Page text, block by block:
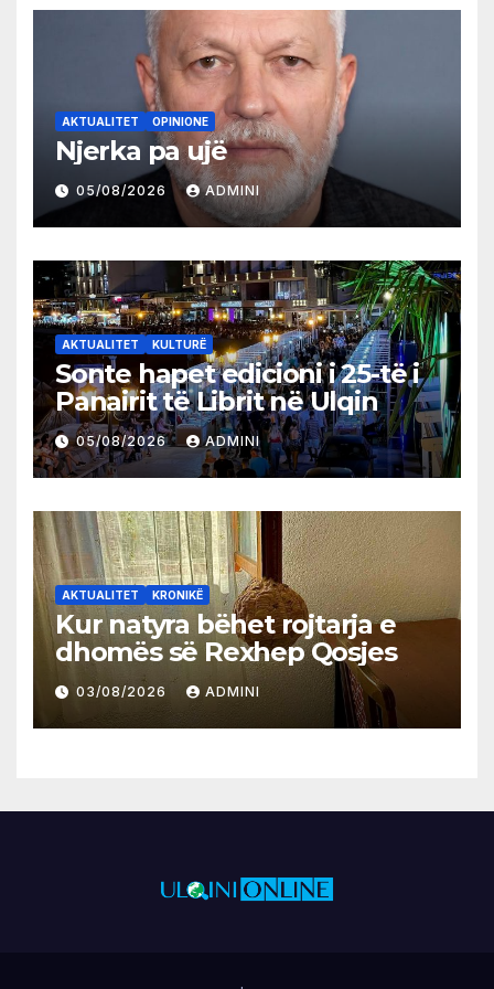
AKTUALITET OPINIONE
Njerka pa ujë
05/08/2026 ADMINI
AKTUALITET KULTURË
Sonte hapet edicioni i 25-të i
Panairit të Librit në Ulqin
05/08/2026 ADMINI
AKTUALITET KRONIKË
Kur natyra bëhet rojtarja e
dhomës së Rexhep Qosjes
03/08/2026 ADMINI